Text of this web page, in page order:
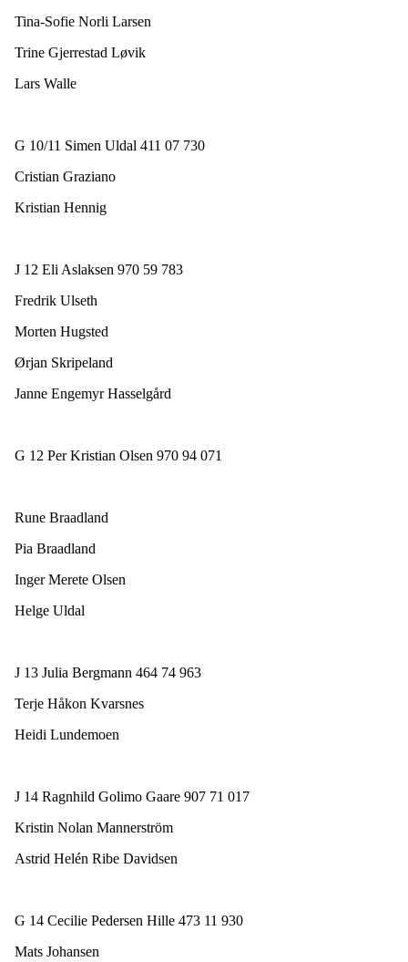
Tina-Sofie Norli Larsen
Trine Gjerrestad Løvik
Lars Walle
G 10/11 Simen Uldal 411 07 730
Cristian Graziano
Kristian Hennig
J 12 Eli Aslaksen 970 59 783
Fredrik Ulseth
Morten Hugsted
Ørjan Skripeland
Janne Engemyr Hasselgård
G 12 Per Kristian Olsen 970 94 071
Rune Braadland
Pia Braadland
Inger Merete Olsen
Helge Uldal
J 13 Julia Bergmann 464 74 963
Terje Håkon Kvarsnes
Heidi Lundemoen
J 14 Ragnhild Golimo Gaare 907 71 017
Kristin Nolan Mannerström
Astrid Helén Ribe Davidsen
G 14 Cecilie Pedersen Hille 473 11 930
Mats Johansen